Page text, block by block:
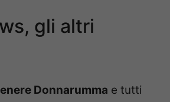
gli altri
Donnarumma e tutti